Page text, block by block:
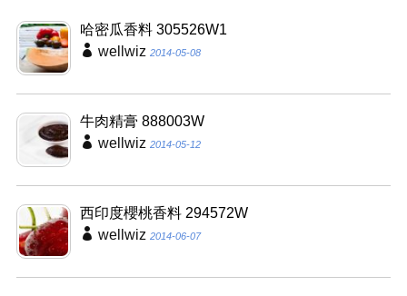
哈密瓜香料 305526W1
wellwiz 2014-05-08
牛肉精膏 888003W
wellwiz 2014-05-12
西印度櫻桃香料 294572W
wellwiz 2014-06-07